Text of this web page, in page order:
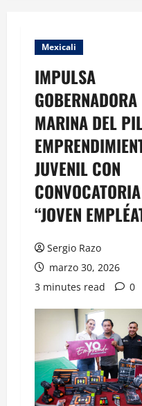
Mexicali
IMPULSA
GOBERNADORA
MARINA DEL
JUVENIL CON
CONVOCATORIA
“JOVEN
Sergio Razo
marzo 30, 2026
3 minutes read
0